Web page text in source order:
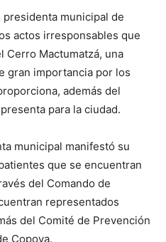
municipal de
actos irresponsables que
Cerro Mactumatzá, una
gran importancia por los
además del
para la ciudad.
municipal manifestó su
que se encuentran
del Comando de
representados
del Comité de Prevención
Copoya.